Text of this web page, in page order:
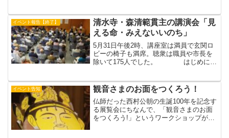
ターの第3代所長をつとめ、宗教評論家と
しても高名な...
イベント報告【終了】
清水寺・森清範貫主の講演会「見
える命・みえないいのち」
5月31日午後2時、講座室は満員で玄関ロ
ビーの椅子も満席。聴衆は職員や市長を
除いて175人でした。 はじめに後
年の漢字」を書いてるので有名ですが、
マスコミでは背中...
イベント告知 観音さまのお面をつくろう！
仏師だった西村公朝の生誕100年を記念す
る展覧会にちなんで、「観音さまのお面
をつくろう!」というワークショップが来